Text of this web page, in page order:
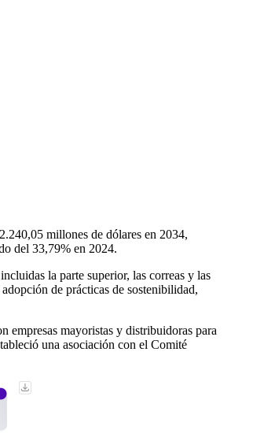
millones de dólares en 2034,
del 33,79% en 2024.
la parte superior, las correas y las
de prácticas de sostenibilidad,
empresas mayoristas y distribuidoras para
una asociación con el Comité